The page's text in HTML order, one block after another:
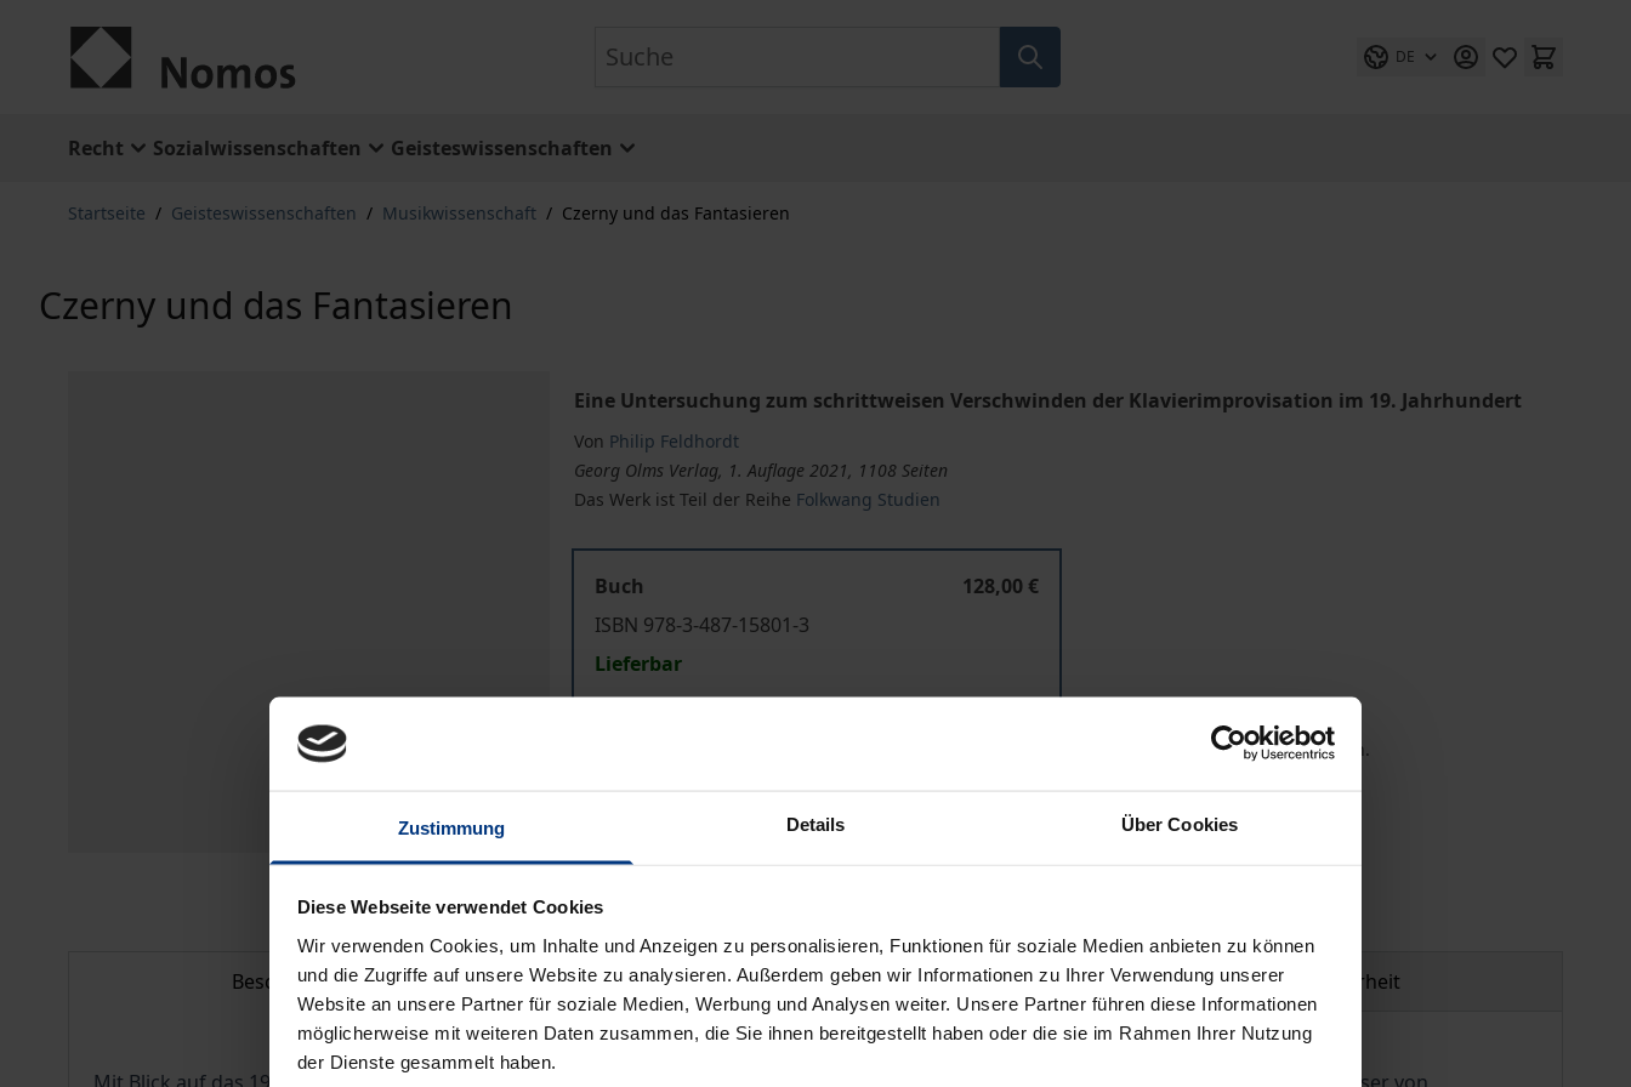
Zustimmung Details Über Cookies
Diese Webseite verwendet Cookies
Wir verwenden Cookies, um Inhalte und Anzeigen zu personalisieren, Funktionen für soziale Medien anbieten zu können
und die Zugriffe auf unsere Website zu analysieren. Außerdem geben wir Informationen zu Ihrer Verwendung unserer
Website an unsere Partner für soziale Medien, Werbung und Analysen weiter. Unsere Partner führen diese Informationen
möglicherweise mit weiteren Daten zusammen, die Sie ihnen bereitgestellt haben oder die sie im Rahmen Ihrer Nutzung
der Dienste gesammelt haben.
DE
Recht Sozialwissenschaften Geisteswissenschaften
Startseite / Geisteswissenschaften / Musikwissenschaft / Czerny und das Fantasieren
Czerny und das Fantasieren
Eine Untersuchung zum schrittweisen Verschwinden der Klavierimprovisation im 19. Jahrhundert
Von Philip Feldhordt
Georg Olms Verlag, 1. Auflage 2021, 1108 Seiten
Das Werk ist Teil der Reihe Folkwang Studien
Buch
128,00 €
ISBN 978-3-487-15801-3
Lieferbar
Preisangaben inkl. MwSt. Abhängig von der Lieferadresse kann die MwSt. an der Kasse variieren.
In den Warenkorb Zur Wunschliste hinzufügen
Hinweise zu Versandkosten
Beschreibung Bibliografische Angaben Produktsicherheit